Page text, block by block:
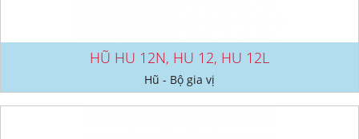
HŨ HU 12N, HU 12, HU 12L
Hũ - Bộ gia vị